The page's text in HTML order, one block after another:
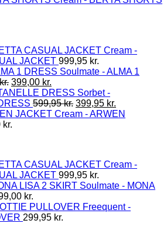
Cream -
JACKET 999,95 kr.
Soulmate - ALMA 1
kr. Den
oprindelige
pris
var:
399,00 kr.
aktuelle
pris
er:
Sorbet -
599,95kr. Den
oprindelige
399,95 kr.
aktuelle
Cream - ARWEN
kr.
Cream -
JACKET 999,95 kr.
Soulmate - MONA
kr.
Freequent -
299,95 kr.